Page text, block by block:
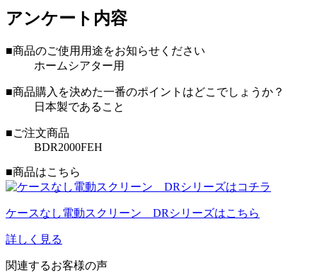
アンケート内容
■商品のご使用用途をお知らせください
ホームシアター用
■商品購入を決めた一番のポイントはどこでしょうか？
日本製であること
■ご注文商品
BDR2000FEH
■商品はこちら
ケースなし電動スクリーン DRシリーズはこちら
詳しく見る
関連するお客様の声